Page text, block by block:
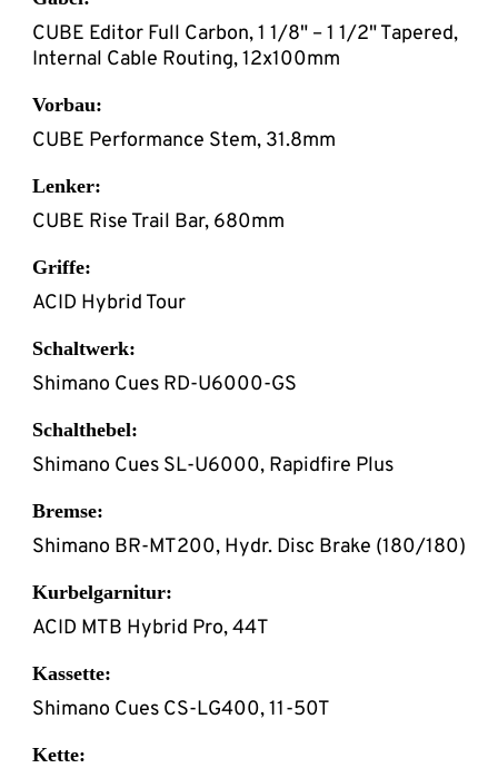
CUBE Editor Full Carbon, 1 1/8" – 1 1/2" Tapered,
Internal Cable Routing, 12x100mm
Vorbau:
CUBE Performance Stem, 31.8mm
Lenker:
CUBE Rise Trail Bar, 680mm
Griffe:
ACID Hybrid Tour
Schaltwerk:
Shimano Cues RD-U6000-GS
Schalthebel:
Shimano Cues SL-U6000, Rapidfire Plus
Bremse:
Shimano BR-MT200, Hydr. Disc Brake (180/180)
Kurbelgarnitur:
ACID MTB Hybrid Pro, 44T
Kassette:
Shimano Cues CS-LG400, 11-50T
Kette: